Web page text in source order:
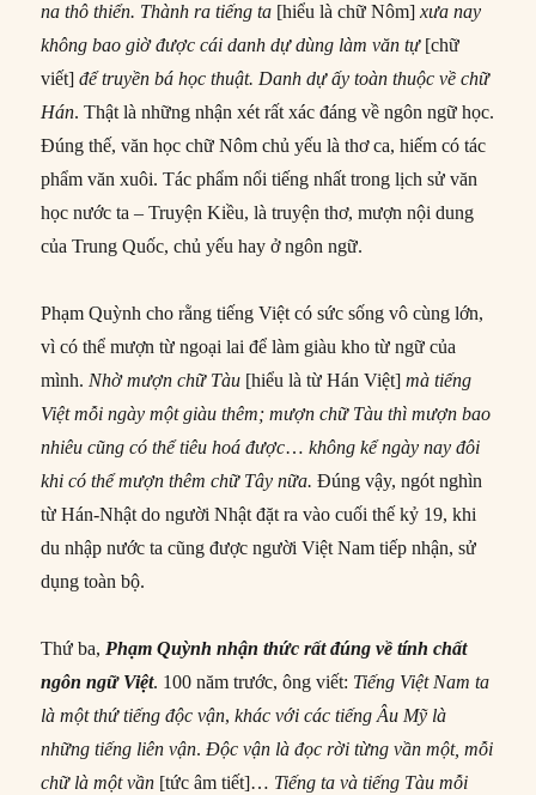
na thô thiển. Thành ratiếng ta [hiểu là chữ Nôm]xưa nay
không bao giờ được cái danh dự dùng làm văn tự[chữ
viết]đểtruyền bá học thuật. Danh dự ấy toàn thuộc về chữ
Hán. Thật là những nhận xét rất xác đáng về ngôn ngữ học.
Đúng thế, văn học chữ Nôm chủ yếu là thơ ca, hiếm có tác
phẩm văn xuôi. Tác phẩm nổi tiếng nhất trong lịch sử văn
học nước ta – Truyện Kiều, là truyện thơ, mượn nội dung
của Trung Quốc, chủ yếu hay ở ngôn ngữ.
Phạm Quỳnh cho rằng tiếng Việt có sức sống vô cùng lớn,
vì có thể mượn từ ngoại lai để làm giàu kho từ ngữ của
mình.Nhờ mượn chữ Tàu [hiểu là từ Hán Việt]màtiếng
Việt mỗi ngày một giàu thêm; mượn chữ Tàu thì mượn bao
nhiêucũng có thểtiêu hoá được…không kể ngày nay đôi
khicó thểmượn thêm chữ Tây nữa. Đúng vậy, ngót nghìn
từ Hán-Nhật do người Nhật đặt ra vào cuối thế kỷ 19, khi
du nhập nước ta cũng được người Việt Nam tiếp nhận, sử
dụng toàn bộ.
Thứ ba, Phạm Quỳnh nhận thứcrấtđúng về tính chất
ngôn ngữ Việt. 100 năm trước, ông viết: Tiếng Việt Nam ta
là một thứtiếng độc vận,khác với các tiếngÂu Mỹ là
nhữngtiếng liên vận.Độc vận là đọc rời từng vần một, mỗi
chữ là một vần [tức âm tiết]… Tiếng ta vàtiếng Tàu mỗi